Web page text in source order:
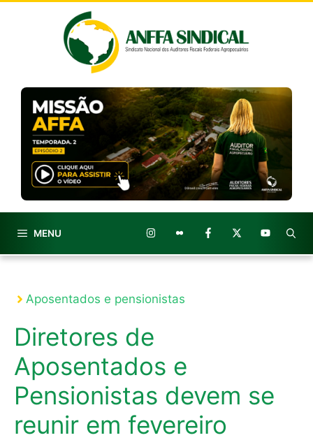
MENU
Aposentados e pensionistas
Diretores de
Aposentados e
Pensionistas devem se
reunir em fevereiro